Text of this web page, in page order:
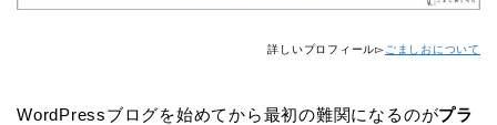
詳しいプロフィール▻ ごましおについて
WordPressブログを始めてから最初の難関になるのがプラ